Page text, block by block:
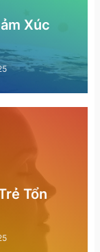
Xúc
Tổn